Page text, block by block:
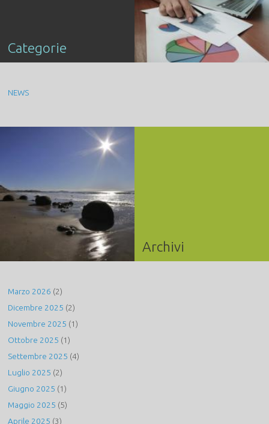
Categorie
NEWS
Archivi
Marzo 2026 (2)
Dicembre 2025 (2)
Novembre 2025 (1)
Ottobre 2025 (1)
Settembre 2025 (4)
Luglio 2025 (2)
Giugno 2025 (1)
Maggio 2025 (5)
Aprile 2025 (3)